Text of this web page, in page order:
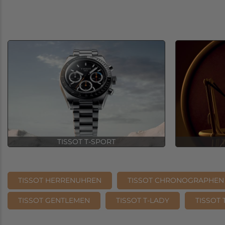
TISSOT T-SPORT
TISSOT HERRENUHREN TISSOT CHRONOGRAPHEN
TISSOT GENTLEMEN TISSOT T-LADY TISSOT